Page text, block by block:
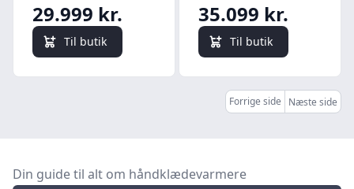
Børstet krom
29.999 kr.
Til butik
Rustfrit stål
35.099 kr.
Til butik
Forrige side Næste side
Din guide til alt om håndklædevarmere